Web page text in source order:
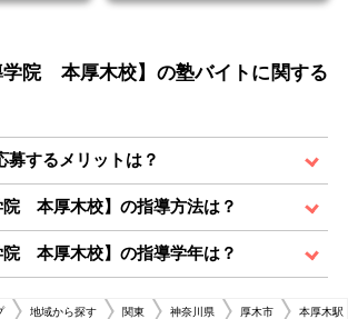
学院 本厚木校】の塾バイトに関する
募するメリットは？
院 本厚木校】の指導方法は？
院 本厚木校】の指導学年は？
地域から探す 関東 神奈川県 厚木市 本厚木駅